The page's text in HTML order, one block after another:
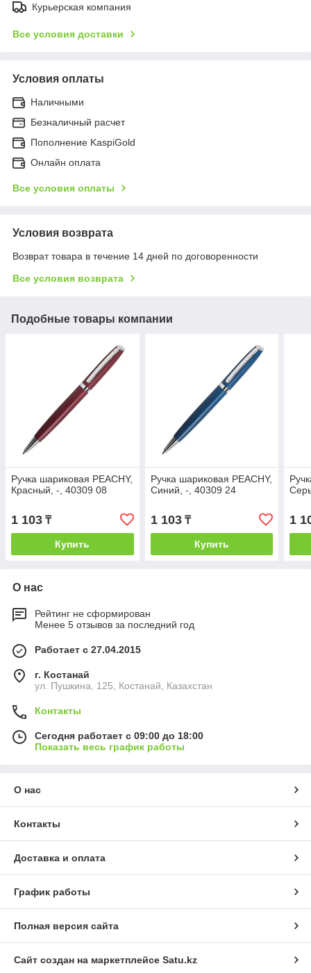
Курьерская компания
Все условия доставки
Условия оплаты
Наличными
Безналичный расчет
Пополнение KaspiGold
Онлайн оплата
Все условия оплаты
Условия возврата
Возврат товара в течение 14 дней по договоренности
Все условия возврата
Подобные товары компании
Ручка шариковая PEACHY,
Красный, -, 40309 08
1 103 ₸
Купить
Ручка шариковая PEACHY,
Синий, -, 40309 24
1 103₸
Купить
1
О нас
Рейтинг не сформирован
Менее 5 отзывов за последний год
Работает с 27.04.2015
г. Костанай
ул. Пушкина, 125, Костанай, Казахстан
Контакты
Сегодня работает с 09:00 до 18:00
Показать весь график работы
О нас
Контакты
Доставка и оплата
График работы
Полная версия сайта
Сайт создан на маркетплейсе Satu.kz